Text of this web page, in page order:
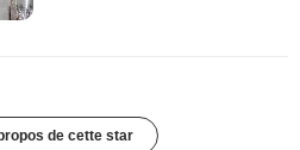
de cette star